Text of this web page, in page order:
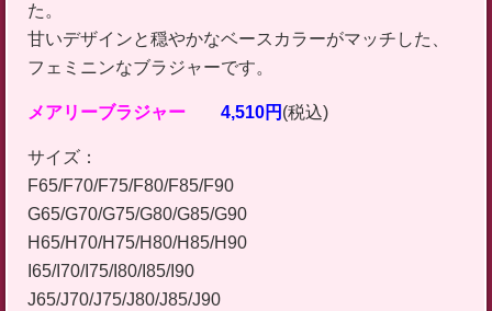
た。
甘いデザインと穏やかなベースカラーがマッチした、
フェミニンなブラジャーです。
メアリーブラジャー 4,510円 (税込)
サイズ：
F65/F70/F75/F80/F85/F90
G65/G70/G75/G80/G85/G90
H65/H70/H75/H80/H85/H90
I65/I70/I75/I80/I85/I90
J65/J70/J75/J80/J85/J90